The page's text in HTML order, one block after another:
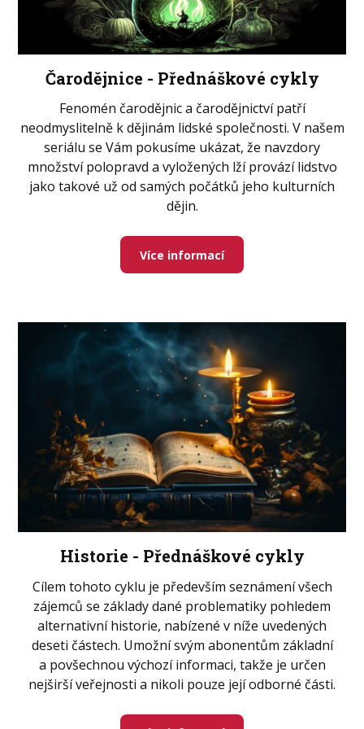
Čarodějnice - Přednáškové cykly
Fenomén čarodějnic a čarodějnictví patří
neodmyslitelně k dějinám lidské společnosti. V našem
seriálu se Vám pokusíme ukázat, že navzdory
množství polopravd a vyložených lží provází lidstvo
jako takové už od samých počátků jeho kulturních
dějin.
Více informací
Historie - Přednáškové cykly
Cílem tohoto cyklu je především seznámení všech
zájemců se základy dané problematiky pohledem
alternativní historie, nabízené v níže uvedených
deseti částech. Umožní svým abonentům základní
a povšechnou výchozí informaci, takže je určen
nejširší veřejnosti a nikoli pouze její odborné části.